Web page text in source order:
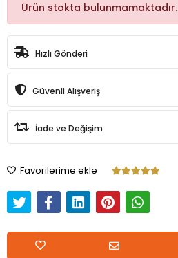
Ürün stokta bulunmamaktadır.
Hızlı Gönderi
Güvenli Alışveriş
İade ve Değişim
Favorilerime ekle